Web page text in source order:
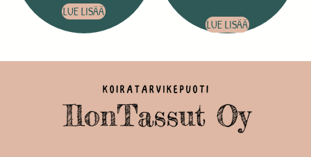
LUE LISÄÄ
LUE LISÄÄ